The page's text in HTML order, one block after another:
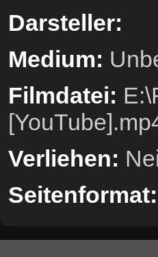
Darsteller:
Medium:
Filmdatei:
Verliehen:
Seitenformat: